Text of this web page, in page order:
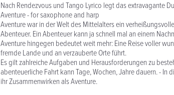
Nach Rendezvous und Tango Lyrico legt das extravagante
Aventure - for saxophone and harp
Aventure war in der Welt des Mittelalters ein
Abenteuer. Ein Abenteuer kann ja schnell mal an einem
Aventure hingegen bedeutet weit mehr: Eine Reise voller
fremde Lande und an verzauberte Orte führt.
Es gilt zahlreiche Aufgaben und Herausforderungen zu
abenteuerliche Fahrt kann Tage, Wochen, Jahre dauern. - In
ihr Zusammenwirken als Aventure.